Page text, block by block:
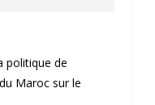
politique de
Maroc sur le